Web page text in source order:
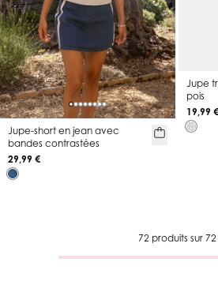
Jupe-short en jean avec
bandes contrastées
29,99 €
Jupe
pois
19,99 €
72 produits sur 72